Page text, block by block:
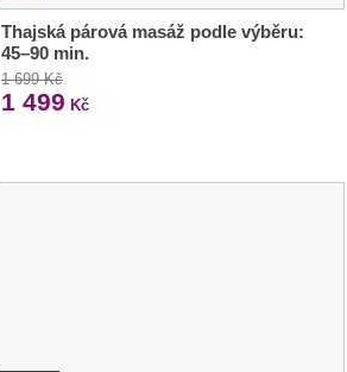
Thajská párová masáž podle výběru:
45–90 min.
1 699 Kč
1 499 Kč